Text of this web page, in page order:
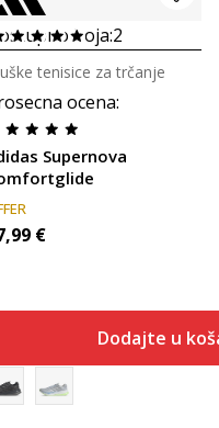
boja:2
ocena:
Supernova
tenisice za trčanje
€
Dodajte u